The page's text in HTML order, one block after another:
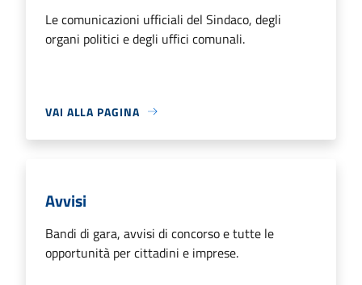
Le comunicazioni ufficiali del Sindaco, degli
organi politici e degli uffici comunali.
VAI ALLA PAGINA
Avvisi
Bandi di gara, avvisi di concorso e tutte le
opportunità per cittadini e imprese.